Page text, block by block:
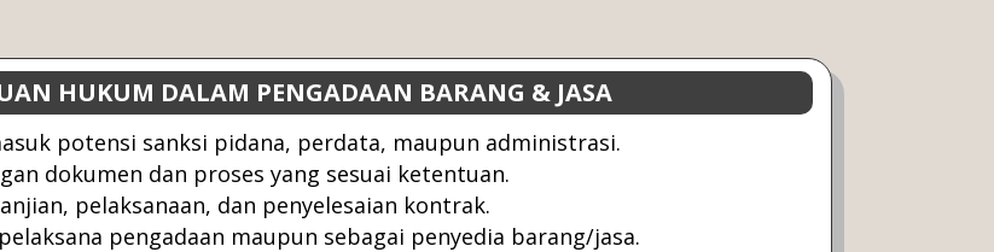
HUKUM DALAM PENGADAAN BARANG & JASA
potensi sanksi pidana, perdata, maupun administrasi.
dokumen dan proses yang sesuai ketentuan.
pelaksanaan, dan penyelesaian kontrak.
pengadaan maupun sebagai penyedia barang/jasa.